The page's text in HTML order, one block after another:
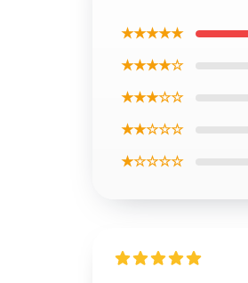
★★★★★
★★★★☆
★★★☆☆
★★☆☆☆
★☆☆☆☆